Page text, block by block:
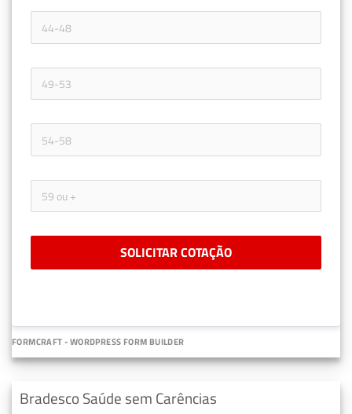
SOLICITAR COTAÇÃO
FORMCRAFT - WORDPRESS FORM BUILDER
Bradesco Saúde sem Carências